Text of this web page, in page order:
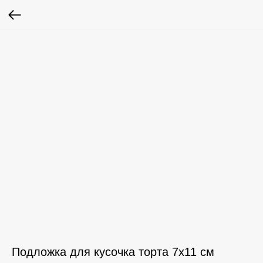
Подложка для кусочка торта 7х11 см